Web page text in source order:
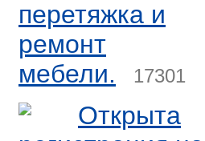
перетяжка и
ремонт
мебели.
17301
Открыта